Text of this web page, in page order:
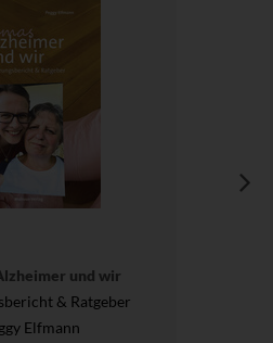
und wir
& Ratgeber
Elfmann